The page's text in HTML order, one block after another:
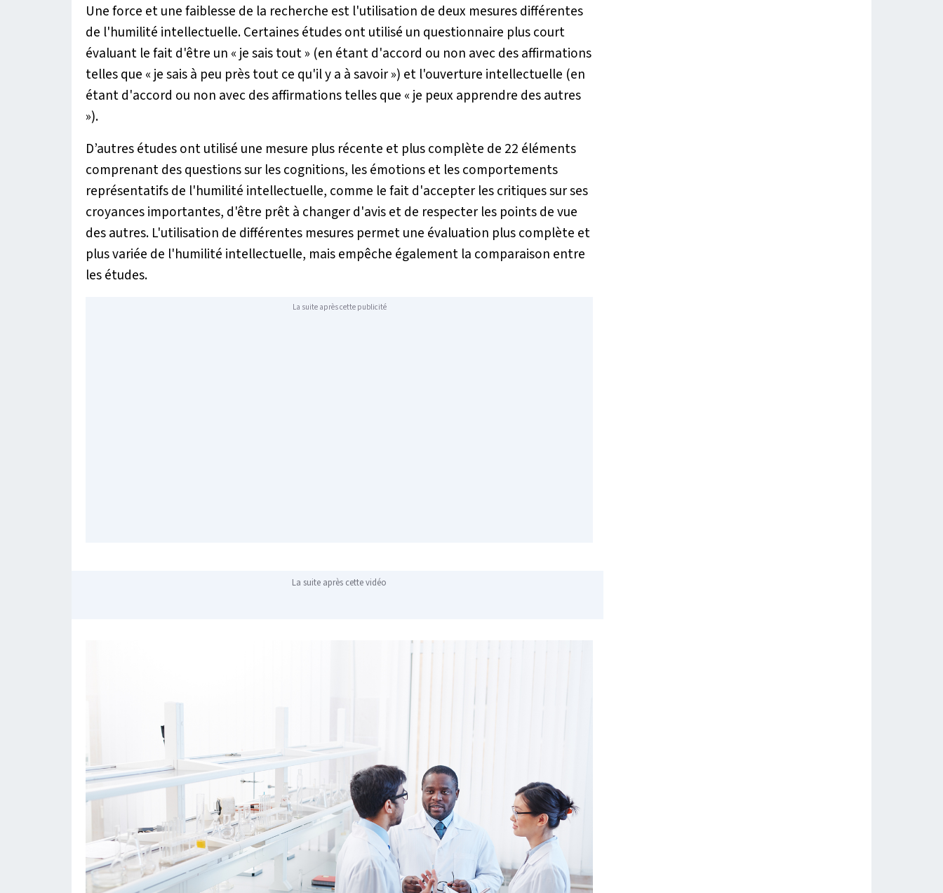
Une force et une faiblesse de la recherche est l'utilisation de deux mesures différentes
de l'humilité intellectuelle. Certaines études ont utilisé un questionnaire plus court
évaluant le fait d'être un « je sais tout » (en étant d'accord ou non avec des affirmations
telles que « je sais à peu près tout ce qu'il y a à savoir ») et l'ouverture intellectuelle (en
étant d'accord ou non avec des affirmations telles que « je peux apprendre des autres
»).
D’autres études ont utilisé une mesure plus récente et plus complète de 22 éléments
comprenant des questions sur les cognitions, les émotions et les comportements
représentatifs de l'humilité intellectuelle, comme le fait d'accepter les critiques sur ses
croyances importantes, d'être prêt à changer d'avis et de respecter les points de vue
des autres. L'utilisation de différentes mesures permet une évaluation plus complète et
plus variée de l'humilité intellectuelle, mais empêche également la comparaison entre
les études.
La suite après cette publicité
La suite après cette vidéo